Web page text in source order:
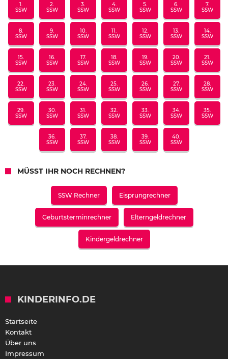
1.
SSW
2.
SSW
3.
SSW
4.
SSW
5.
SSW
6.
SSW
7.
SSW
8.
SSW
9.
SSW
10.
SSW
11.
SSW
12.
SSW
13.
SSW
14.
SSW
15.
SSW
16.
SSW
17.
SSW
18.
SSW
19.
SSW
20.
SSW
21.
SSW
22.
SSW
23.
SSW
24.
SSW
25.
SSW
26.
SSW
27.
SSW
28.
SSW
29.
SSW
30.
SSW
31.
SSW
32.
SSW
33.
SSW
34.
SSW
35.
SSW
36.
SSW
37.
SSW
38.
SSW
39.
SSW
40.
SSW
MÜSST IHR NOCH RECHNEN?
SSW Rechner Eisprungrechner
Geburtsterminrechner Elterngeldrechner
Kindergeldrechner
KINDERINFO.DE
Startseite
Kontakt
Über uns
Impressum